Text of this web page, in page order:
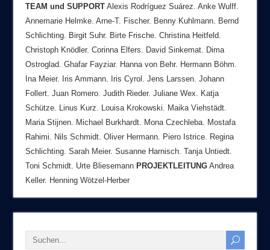
TEAM und SUPPORT Alexis Rodríguez Suárez. Anke Wulff.
Annemarie Helmke. Arne-T. Fischer. Benny Kuhlmann. Bernd
Schlichting. Birgit Suhr. Birte Frische. Christina Heitfeld.
Christoph Knödler. Corinna Elfers. David Sinkemat. Dima
Ostroglad. Ghafar Fayziar. Hanna von Behr. Hermann Böhm.
Ina Meier. Iris Ammann. Iris Cyrol. Jens Larssen. Johann
Follert. Juan Romero. Judith Rieder. Juliane Wex. Katja
Schütze. Linus Kurz. Louisa Krokowski. Maika Viehstädt.
Maria Stijnen. Michael Burkhardt. Mona Czechleba. Mostafa
Rahimi. Nils Schmidt. Oliver Hermann. Piero Istrice. Regina
Schlichting. Sarah Meier. Susanne Harnisch. Tanja Untiedt.
Toni Schmidt. Urte Bliesemann PROJEKTLEITUNG Andrea
Keller. Henning Wötzel-Herber